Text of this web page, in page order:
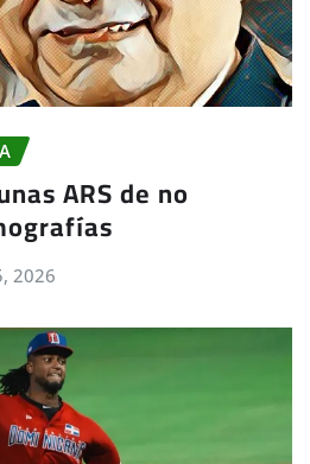
ARS de no
2026